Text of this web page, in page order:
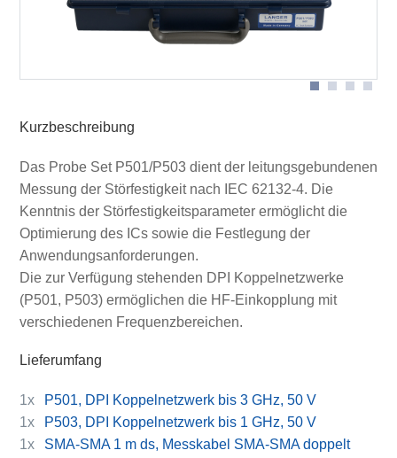
Schematischer Messaufbau mit P500
Kurzbeschreibung
Das Probe Set P501/P503 dient der leitungsgebundenen
Messung der Störfestigkeit nach IEC 62132-4. Die
Kenntnis der Störfestigkeitsparameter ermöglicht die
Optimierung des ICs sowie die Festlegung der
Anwendungsanforderungen.
Die zur Verfügung stehenden DPI Koppelnetzwerke
(P501, P503) ermöglichen die HF-Einkopplung mit
verschiedenen Frequenzbereichen.
Lieferumfang
1x
P501, DPI Koppelnetzwerk bis 3 GHz, 50 V
1x
P503, DPI Koppelnetzwerk bis 1 GHz, 50 V
1x
SMA-SMA 1 m ds, Messkabel SMA-SMA doppelt